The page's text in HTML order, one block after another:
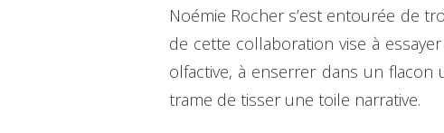
Noémie Rocher s’est entourée de
de cette collaboration vise à
olfactive, à enserrer dans un
trame de tisser une toile narrative.